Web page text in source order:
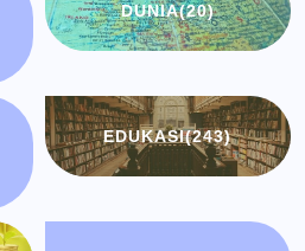
DUNIA(20)
EDUKASI(243)